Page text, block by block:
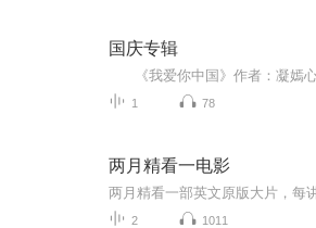
国庆专辑
1 78
两月精看一电影
2 1011